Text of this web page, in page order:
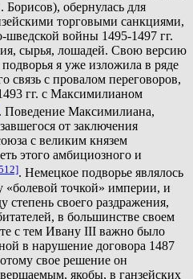
обернулась для
торговыми санкциями,
шведской войны 1495-1497 гг.
сырья, лошадей. Свою версию
я уже изложила в ряде
связь с провалом переговоров,
гг. с Максимилианом
. Поведение Максимилиана,
от заключения
с великим князем
этого амбициозного и
. Немецкое подворье являлось
«болевой точкой» империи, и
степень своего раздражения,
в большинстве своем
с тем Ивану III важно было
в нарушение договора 1487
свое решение он
якобы, в ганзейских